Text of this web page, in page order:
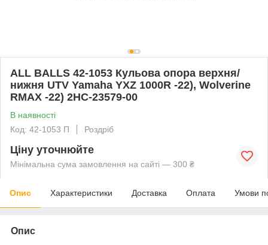
ALL BALLS 42-1053 Кульова опора верхня/
нижня UTV Yamaha YXZ 1000R -22), Wolverine
RMAX -22) 2HC-23579-00
В наявності
Код: 42-1053 П
Роздріб
Ціну уточнюйте
Мінімальна сума замовлення на сайті — 300 ₴
Опис Характеристики Доставка Оплата Умови
Опис